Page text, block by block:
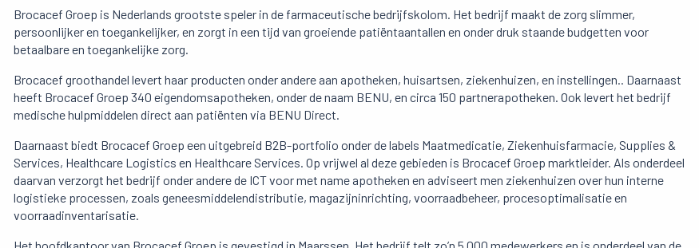
Brocacef Groep is Nederlands grootste speler in de farmaceutische bedrijfskolom. Het bedrijf maakt de zorg slimmer,
persoonlijker en toegankelijker, en zorgt in een tijd van groeiende patiëntaantallen en onder druk staande budgetten voor
betaalbare en toegankelijke zorg.
Brocacef groothandel levert haar producten onder andere aan apotheken, huisartsen, ziekenhuizen, en instellingen.. Daarnaast
heeft Brocacef Groep 340 eigendomsapotheken, onder de naam BENU, en circa 150 partnerapotheken. Ook levert het bedrijf
medische hulpmiddelen direct aan patiënten via BENU Direct.
Daarnaast biedt Brocacef Groep een uitgebreid B2B-portfolio onder de labels Maatmedicatie, Ziekenhuisfarmacie, Supplies &
Services, Healthcare Logistics en Healthcare Services. Op vrijwel al deze gebieden is Brocacef Groep marktleider. Als onderdeel
daarvan verzorgt het bedrijf onder andere de ICT voor met name apotheken en adviseert men ziekenhuizen over hun interne
logistieke processen, zoals geneesmiddelendistributie, magazijninrichting, voorraadbeheer, procesoptimalisatie en
voorraadinventarisatie.